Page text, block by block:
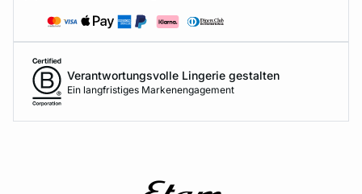
Verantwortungsvolle Lingerie gestalten
Ein langfristiges Markenengagement